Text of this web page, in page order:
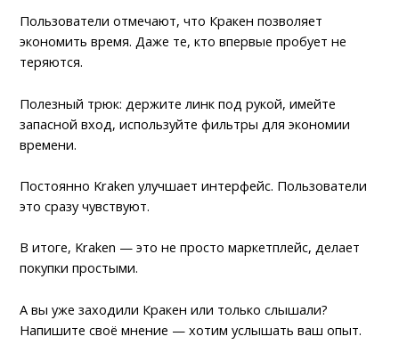
Пользователи отмечают, что Кракен позволяет
экономить время. Даже те, кто впервые пробует не
теряются.
Полезный трюк: держите линк под рукой, имейте
запасной вход, используйте фильтры для экономии
времени.
Постоянно Kraken улучшает интерфейс. Пользователи
это сразу чувствуют.
В итоге, Kraken — это не просто маркетплейс, делает
покупки простыми.
А вы уже заходили Кракен или только слышали?
Напишите своё мнение — хотим услышать ваш опыт.